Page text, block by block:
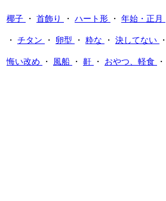
椰子 ・ 首飾り ・ ハート形 ・ 年始・正月
・ チタン ・ 卵型 ・ 粋な ・ 決してない ・
悔い改め ・ 風船 ・ 鼾 ・ おやつ、軽食 ・